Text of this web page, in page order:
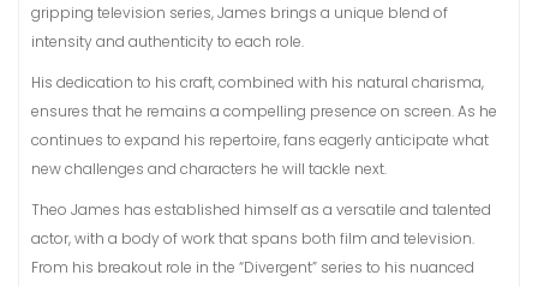
gripping television series, James brings a unique blend of
intensity and authenticity to each role.
His dedication to his craft, combined with his natural charisma,
ensures that he remains a compelling presence on screen. As he
continues to expand his repertoire, fans eagerly anticipate what
new challenges and characters he will tackle next.
Theo James has established himself as a versatile and talented
actor, with a body of work that spans both film and television.
From his breakout role in the “Divergent” series to his nuanced